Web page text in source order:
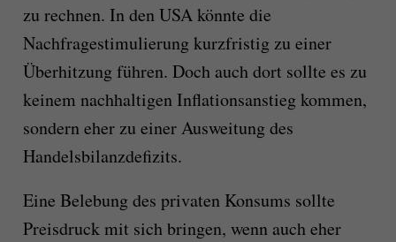
zu rechnen. In den USA könnte die
Nachfragestimulierung kurzfristig zu einer
Überhitzung führen. Doch auch dort sollte es zu
keinem nachhaltigen Inflationsanstieg kommen,
sondern eher zu einer Ausweitung des
Handelsbilanzdefizits.
Eine Belebung des privaten Konsums sollte
Preisdruck mit sich bringen, wenn auch eher